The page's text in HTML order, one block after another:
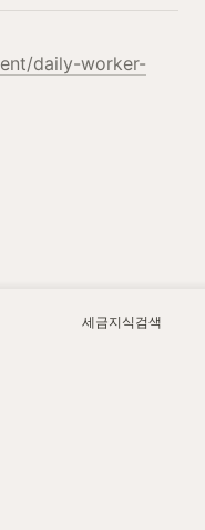
daily-worker-
세금지식검색